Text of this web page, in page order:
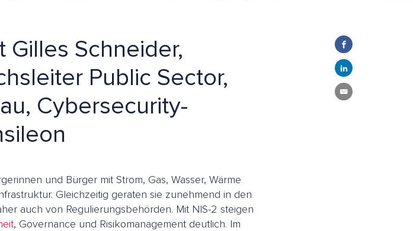
Gilles Schneider,
Public Sector,
Cybersecurity-
und Bürger mit Strom, Gas, Wasser, Wärme
Gleichzeitig geraten sie zunehmend in den
auch von Regulierungsbehörden. Mit NIS-2 steigen
, Governance und Risikomanagement deutlich. Im